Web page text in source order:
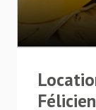
Félicien